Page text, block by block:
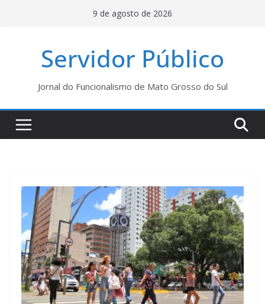
9 de agosto de 2026
Servidor Público
Jornal do Funcionalismo de Mato Grosso do Sul